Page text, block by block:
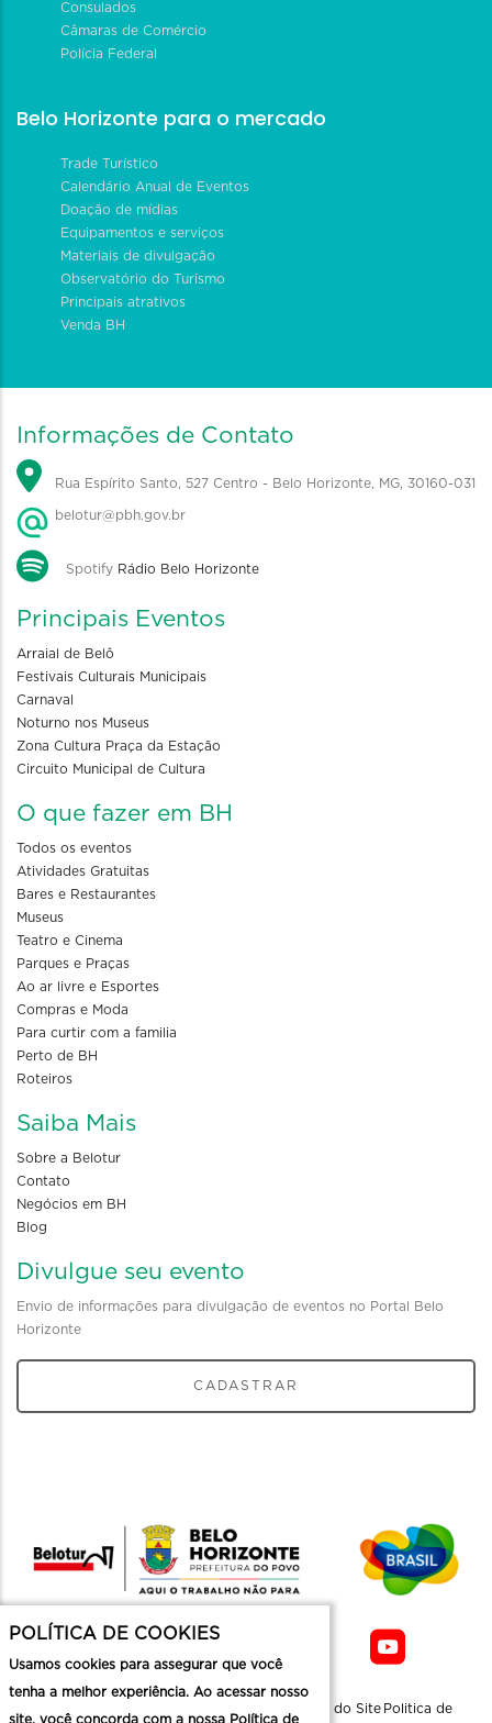
Consulados
Câmaras de Comércio
Polícia Federal
Belo Horizonte para o mercado
Trade Turístico
Calendário Anual de Eventos
Doação de mídias
Equipamentos e serviços
Materiais de divulgação
Observatório do Turismo
Principais atrativos
Venda BH
Informações de Contato
Rua Espírito Santo, 527 Centro - Belo Horizonte, MG, 30160-031
belotur@pbh.gov.br
Spotify Rádio Belo Horizonte
Principais Eventos
Arraial de Belô
Festivais Culturais Municipais
Carnaval
Noturno nos Museus
Zona Cultura Praça da Estação
Circuito Municipal de Cultura
O que fazer em BH
Todos os eventos
Atividades Gratuitas
Bares e Restaurantes
Museus
Teatro e Cinema
Parques e Praças
Ao ar livre e Esportes
Compras e Moda
Para curtir com a familia
Perto de BH
Roteiros
Saiba Mais
Sobre a Belotur
Contato
Negócios em BH
Blog
Divulgue seu evento
Envio de informações para divulgação de eventos no Portal Belo
Horizonte
CADASTRAR
Mapa do Site Politica de
POLÍTICA DE COOKIES
Usamos cookies para assegurar que você
tenha a melhor experiência. Ao acessar nosso
site, você concorda com a nossa Política de